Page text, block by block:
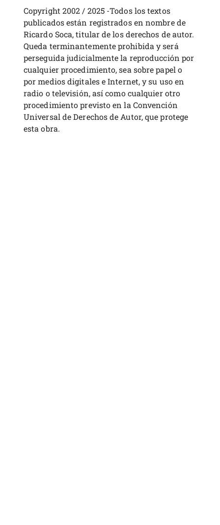
Copyright 2002 / 2025 -Todos los textos
publicados están registrados en nombre de
Ricardo Soca, titular de los derechos de autor.
Queda terminantemente prohibida y será
perseguida judicialmente la reproducción por
cualquier procedimiento, sea sobre papel o
por medios digitales e Internet, y su uso en
radio o televisión, así como cualquier otro
procedimiento previsto en la Convención
Universal de Derechos de Autor, que protege
esta obra.